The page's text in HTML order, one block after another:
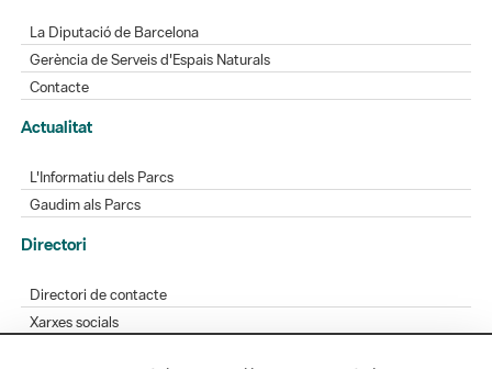
La Diputació de Barcelona
Gerència de Serveis d'Espais Naturals
Contacte
Actualitat
L'Informatiu dels Parcs
Gaudim als Parcs
Directori
Directori de contacte
Xarxes socials